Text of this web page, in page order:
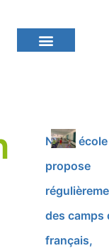
Notre école
propose
des camps
français,